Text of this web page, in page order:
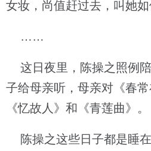
女妆，尚值赶过去，叫她如
……
这日夜里，陈操之照例
子给母亲听，母亲对《春
《忆故人》和《青莲曲》。
陈操之这些日子都是睡